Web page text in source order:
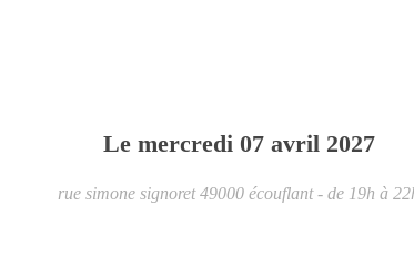
Le mercredi 07 avril 2027
rue simone signoret 49000 écouflant - de 19h à